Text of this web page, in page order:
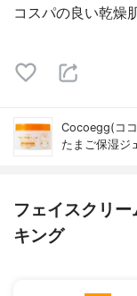
コスパの良い乾燥
Cocoegg(コ
たまご保湿ジ
フェイスクリ
キング